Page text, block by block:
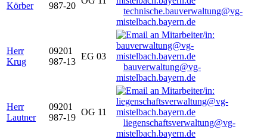
Körber
987-20
technische.bauverwaltung@vg-
mistelbach.bayern.de
Herr
Krug
09201
987-13
EG 03
bauverwaltung@vg-
mistelbach.bayern.de
Herr
Lautner
09201
987-19
OG 11
liegenschaftsverwaltung@vg-
mistelbach.bayern.de